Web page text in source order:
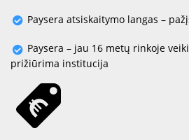
Paysera atsiskaitymo langas –
Paysera – jau 16 metų rinkoje
prižiūrima institucija